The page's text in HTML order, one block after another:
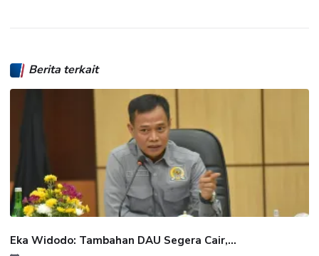
Berita terkait
Eka Widodo: Tambahan DAU Segera Cair,...